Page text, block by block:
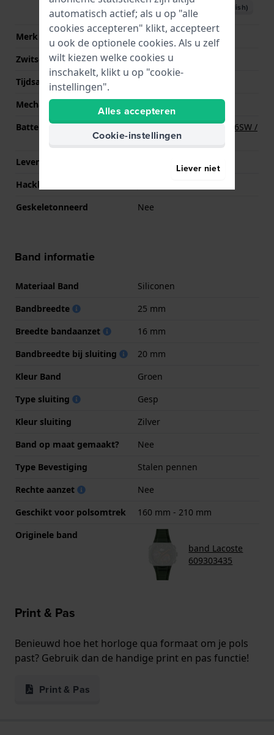
Download handboek (English)
Merk uurwerk
Seiko
Zwitsers uurwerk
Nee
Tijdsaanduiding
Analoog
Mechanisme
Batterij
Renata R377 377 / SR626SW /
SG4 Batterij
Levensduur batterij
Hackbaar
Geskeletonneerd
Nee
Band informatie
Materiaal Band
Siliconen
Bandbreedte
25 mm
Breedte bandaanzet
16 mm
Bandbreedte bij sluiting
20 mm
Kleur Band
Groen
Type sluiting
Gesp
Kleur sluiting
Zilver
Band op maat gemaakt?
Nee
Type Bevestiging
Stalen pennen
Rechte aanzet
Nee
Geschikt voor polsomtrek
160 mm - 210 mm
Originele band
band Lacoste
609303435
Print & Pas
Benieuwd hoe het horloge qua formaat om je pols
past? Gebruik dan de handige print en pas functie!
Print & Pas
automatisch actief; als u op "alle
cookies accepteren" klikt, accepteert
u ook de optionele cookies. Als u zelf
wilt kiezen welke cookies u
inschakelt, klikt u op "cookie-
instellingen".
Alles accepteren
Cookie-instellingen
Liever niet